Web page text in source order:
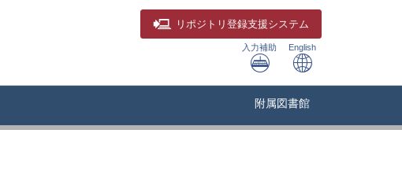
リポジトリ 登録支援システム
入力補助 English
附属図書館